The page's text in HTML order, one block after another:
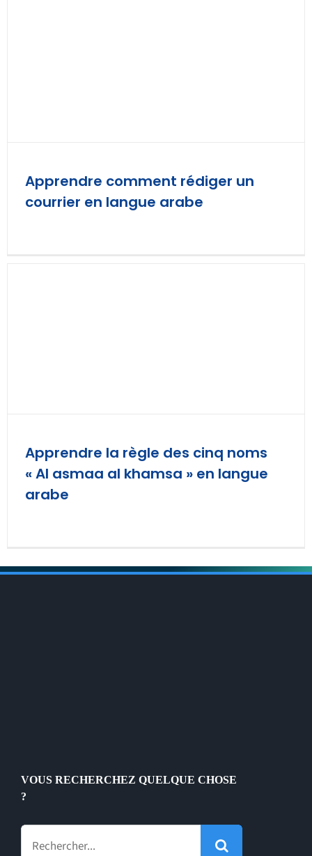
Apprendre comment rédiger un
courrier en langue arabe
Apprendre la règle des cinq noms
« Al asmaa al khamsa » en langue
arabe
VOUS RECHERCHEZ QUELQUE CHOSE
?
Rechercher: